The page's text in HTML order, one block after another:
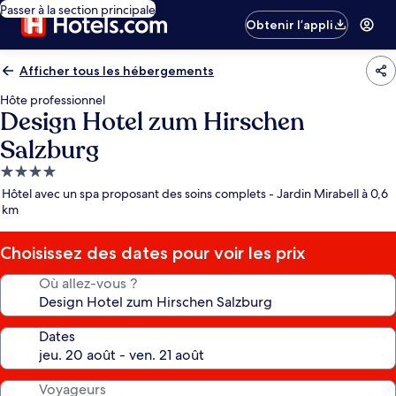
Passer à la section principale
Obtenir l’appli
Afficher tous les hébergements
Hôte professionnel
Design Hotel zum Hirschen
Salzburg
Hébergement
4.0 étoiles
Hôtel avec un spa proposant des soins complets - Jardin Mirabell à 0,6
km
Choisissez des dates pour voir les prix
Où allez-vous ?
Dates
Voyageurs